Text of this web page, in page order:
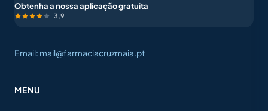
Obtenha a nossa aplicação gratuita
3,9
Email: mail@farmaciacruzmaia.pt
MENU